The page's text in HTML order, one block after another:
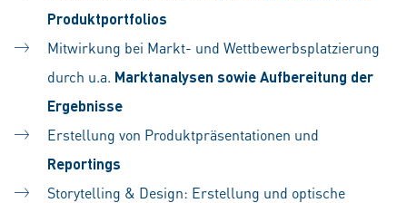
Produktportfolios
Mitwirkung bei Markt- und Wettbewerbsplatzierung
durch u.a. Marktanalysen sowie Aufbereitung der
Ergebnisse
Erstellung von Produktpräsentationen und
Reportings
Storytelling & Design: Erstellung und optische